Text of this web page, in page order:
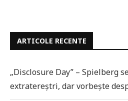
ARTICOLE RECENTE
„Disclosure Day” – Spielberg
extratereștri, dar vorbește